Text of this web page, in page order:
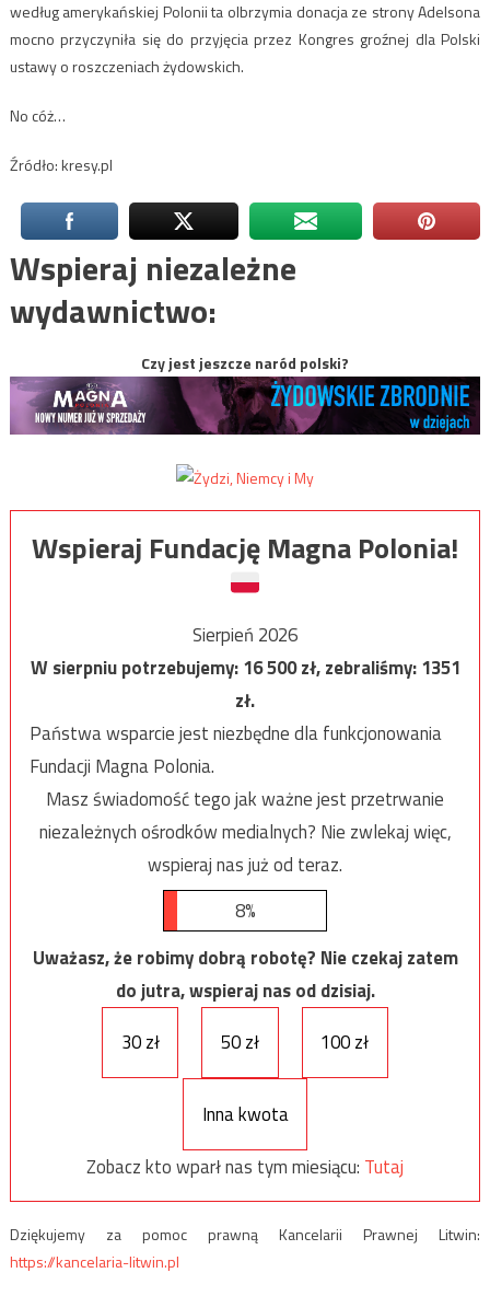
według amerykańskiej Polonii ta olbrzymia donacja ze strony Adelsona
mocno przyczyniła się do przyjęcia przez Kongres groźnej dla Polski
ustawy o roszczeniach żydowskich.
No cóż…
Źródło: kresy.pl
Wspieraj niezależne
wydawnictwo:
Czy jest jeszcze naród polski?
Wspieraj Fundację Magna Polonia!
Sierpień 2026
W sierpniu potrzebujemy:16 500zł, zebraliśmy:1351
zł.
Państwa wsparcie jest niezbędne dla funkcjonowania
Fundacji Magna Polonia.
Masz świadomość tego jak ważne jest przetrwanie
niezależnych ośrodków medialnych? Nie zwlekaj więc,
wspieraj nas już od teraz.
8%
Uważasz, że robimy dobrą robotę? Nie czekaj zatem
do jutra, wspieraj nas od dzisiaj.
30 zł
50 zł 100 zł
Inna kwota
Zobacz kto wparł nas tym miesiącu: Tutaj
Dziękujemy za pomoc prawną Kancelarii Prawnej Litwin:
https://kancelaria-litwin.pl